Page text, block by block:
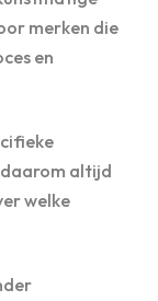
merken die
en
altijd
welke